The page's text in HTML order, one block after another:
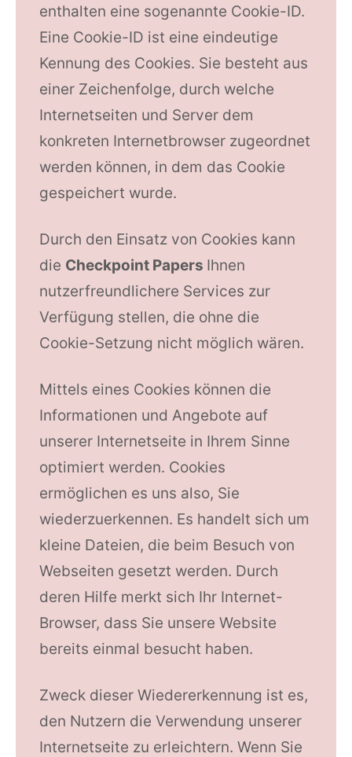
enthalten eine sogenannte Cookie-ID.
Eine Cookie-ID ist eine eindeutige
Kennung des Cookies. Sie besteht aus
einer Zeichenfolge, durch welche
Internetseiten und Server dem
konkreten Internetbrowser zugeordnet
werden können, in dem das Cookie
gespeichert wurde.
Durch den Einsatz von Cookies kann
die Checkpoint Papers Ihnen
nutzerfreundlichere Services zur
Verfügung stellen, die ohne die
Cookie-Setzung nicht möglich wären.
Mittels eines Cookies können die
Informationen und Angebote auf
unserer Internetseite in Ihrem Sinne
optimiert werden. Cookies
ermöglichen es uns also, Sie
wiederzuerkennen. Es handelt sich um
kleine Dateien, die beim Besuch von
Webseiten gesetzt werden. Durch
deren Hilfe merkt sich Ihr Internet-
Browser, dass Sie unsere Website
bereits einmal besucht haben.
Zweck dieser Wiedererkennung ist es,
den Nutzern die Verwendung unserer
Internetseite zu erleichtern. Wenn Sie